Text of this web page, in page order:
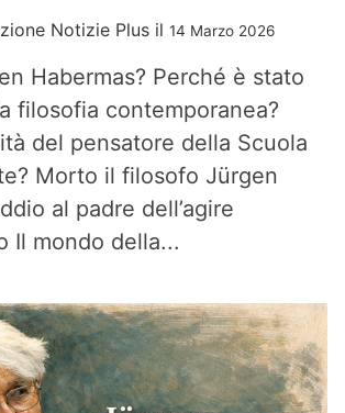
Notizie Plus il 14 Marzo 2026
Habermas? Perché è stato
filosofia contemporanea?
del pensatore della Scuola
Morto il filosofo Jürgen
al padre dell’agire
Il mondo della...